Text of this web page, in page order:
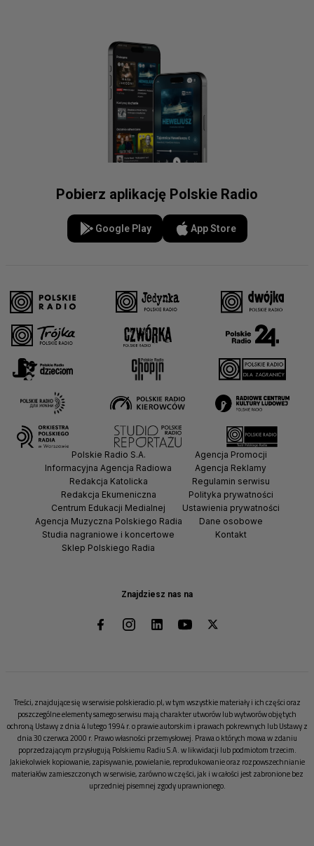
Pobierz aplikację Polskie Radio
Google Play App Store
Znajdziesz nas na
Polskie Radio S.A.
Informacyjna Agencja Radiowa
Redakcja Katolicka
Redakcja Ekumeniczna
Centrum Edukacji Medialnej
Agencja Muzyczna Polskiego Radia
Studia nagraniowe i koncertowe
Sklep Polskiego Radia
Agencja Promocji
Agencja Reklamy
Regulamin serwisu
Polityka prywatności
Ustawienia prywatności
Dane osobowe
Kontakt
Treści, znajdujące się w serwisie polskieradio.pl, w tym wszystkie materiały i ich części oraz
poszczególne elementy samego serwisu mają charakter utworów lub wytworów objętych
ochroną Ustawy z dnia 4 lutego 1994 r. o prawie autorskim i prawach pokrewnych lub Ustawy z
dnia 30 czerwca 2000 r. Prawo własności przemysłowej. Prawa o których mowa w zdaniu
poprzedzającym przysługują Polskiemu Radiu S.A. w likwidacji lub podmiotom trzecim.
Jakiekolwiek kopiowanie, zapisywanie, powielanie, reprodukowanie oraz rozpowszechnianie
materiałów zamieszczonych w serwisie, zarówno w części, jak i w całości jest zabronione bez
uprzedniej pisemnej zgody uprawnionego.